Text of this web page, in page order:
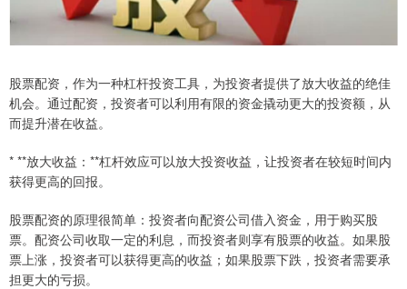
股票配资，作为一种杠杆投资工具，为投资者提供了放大收益的绝佳
机会。通过配资，投资者可以利用有限的资金撬动更大的投资额，从
而提升潜在收益。
* **放大收益：**杠杆效应可以放大投资收益，让投资者在较短时间内
获得更高的回报。
股票配资的原理很简单：投资者向配资公司借入资金，用于购买股
票。配资公司收取一定的利息，而投资者则享有股票的收益。如果股
票上涨，投资者可以获得更高的收益；如果股票下跌，投资者需要承
担更大的亏损。